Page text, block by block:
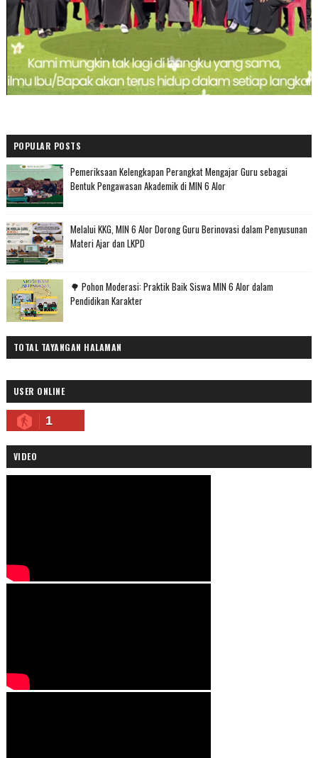
POPULAR POSTS
Pemeriksaan Kelengkapan Perangkat Mengajar Guru sebagai
Bentuk Pengawasan Akademik di MIN 6 Alor
Melalui KKG, MIN 6 Alor Dorong Guru Berinovasi dalam Penyusunan
Materi Ajar dan LKPD
🌳 Pohon Moderasi: Praktik Baik Siswa MIN 6 Alor dalam
Pendidikan Karakter
TOTAL TAYANGAN HALAMAN
USER ONLINE
1
VIDEO